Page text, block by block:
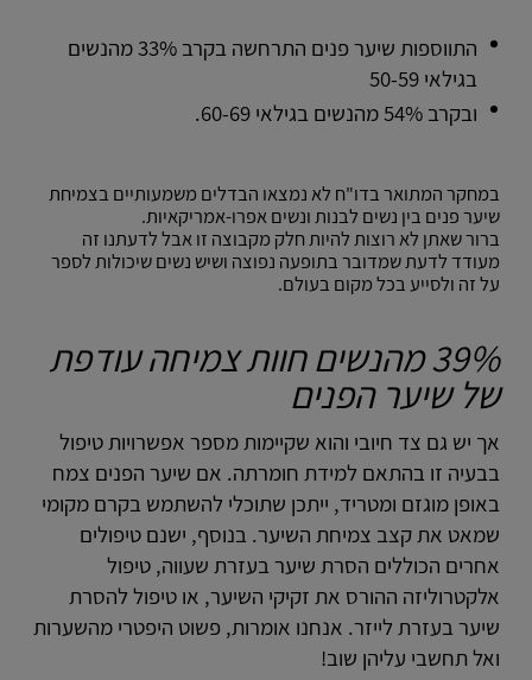
התווספות שיער פנים התרחשה בקרב 33% מהנשים
בגילאי 50-59
ובקרב 54% מהנשים בגילאי 60-69.
במחקר המתואר בדו"ח לא נמצאו הבדלים משמעותיים בצמיחת
שיער פנים בין נשים לבנות ונשים אפרו-אמריקאיות.
ברור שאתן לא רוצות להיות חלק מקבוצה זו אבל לדעתנו זה
מעודד לדעת שמדובר בתופעה נפוצה ושיש נשים שיכולות לספר
על זה ולסייע בכל מקום בעולם.
39% מהנשים חוות צמיחה עודפת
של שיער הפנים
אך יש גם צד חיובי והוא שקיימות מספר אפשרויות טיפול
בבעיה זו בהתאם למידת חומרתה. אם שיער הפנים צמח
באופן מוגזם ומטריד, ייתכן שתוכלי להשתמש בקרם מקומי
שמאט את קצב צמיחת השיער. בנוסף, ישנם טיפולים
אחרים הכוללים הסרת שיער בעזרת שעווה, טיפול
אלקטרוליזה ההורס את זקיקי השיער, או טיפול להסרת
שיער בעזרת לייזר. אנחנו אומרות, פשוט היפטרי מהשערות
ואל תחשבי עליהן שוב!